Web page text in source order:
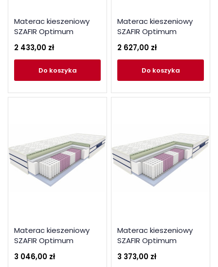
Materac kieszeniowy
SZAFIR Optimum
2 433,00 zł
do koszyka
Materac kieszeniowy
SZAFIR Optimum
2 627,00 zł
do koszyka
Materac kieszeniowy
SZAFIR Optimum
3 046,00 zł
Materac kieszeniowy
SZAFIR Optimum
3 373,00 zł